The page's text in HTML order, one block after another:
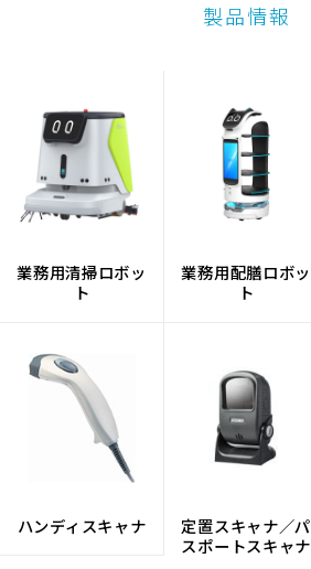
製品情報
業務用清掃ロボッ
ト
業務用配膳ロボッ
ト
ハンディスキャナ
定置スキャナ／パ
スポートスキャナ